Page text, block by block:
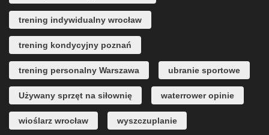
trening indywidualny wrocław
trening kondycyjny poznań
trening personalny Warszawa ubranie sportowe
Używany sprzęt na siłownię waterrower opinie
wioślarz wrocław wyszczuplanie